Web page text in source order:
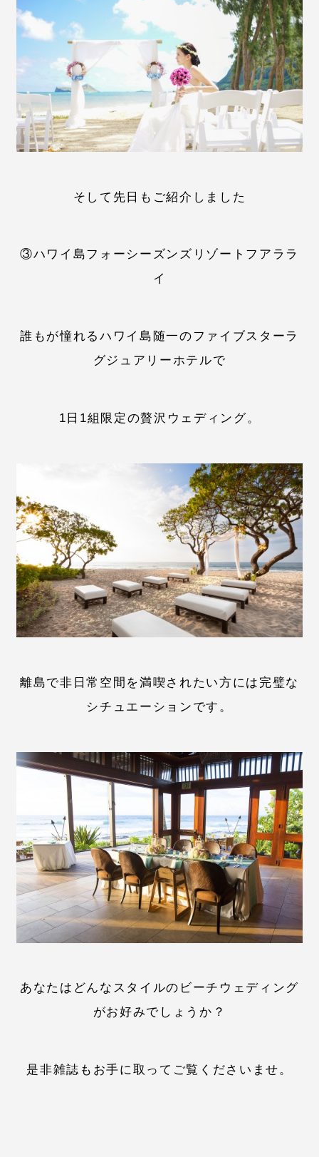
そして先日もご紹介しました
③ハワイ島フォーシーズンズリゾートフアララ
イ
誰もが憧れるハワイ島随一のファイブスターラ
グジュアリーホテルで
1日1組限定の贅沢ウェディング。
離島で非日常空間を満喫されたい方には完璧な
シチュエーションです。
あなたはどんなスタイルのビーチウェディング
がお好みでしょうか？
是非雑誌もお手に取ってご覧くださいませ。